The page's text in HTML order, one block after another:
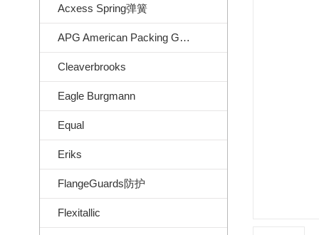
Acxess Spring弹簧
APG American Packing Gasket
Cleaverbrooks
Eagle Burgmann
Equal
Eriks
FlangeGuards防护
Flexitallic